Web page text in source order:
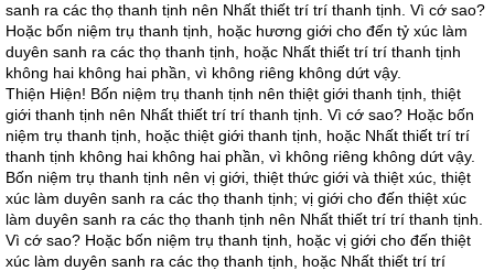
sanh ra các thọ thanh tịnh nên Nhất thiết trí trí thanh tịnh. Vì cớ sao?
Hoặc bốn niệm trụ thanh tịnh, hoặc hương giới cho đến tỷ xúc làm
duyên sanh ra các thọ thanh tịnh, hoặc Nhất thiết trí trí thanh tịnh
không hai không hai phần, vì không riêng không dứt vậy.
Thiện Hiện! Bốn niệm trụ thanh tịnh nên thiệt giới thanh tịnh, thiệt
giới thanh tịnh nên Nhất thiết trí trí thanh tịnh. Vì cớ sao? Hoặc bốn
niệm trụ thanh tịnh, hoặc thiệt giới thanh tịnh, hoặc Nhất thiết trí trí
thanh tịnh không hai không hai phần, vì không riêng không dứt vậy.
Bốn niệm trụ thanh tịnh nên vị giới, thiệt thức giới và thiệt xúc, thiệt
xúc làm duyên sanh ra các thọ thanh tịnh; vị giới cho đến thiệt xúc
làm duyên sanh ra các thọ thanh tịnh nên Nhất thiết trí trí thanh tịnh.
Vì cớ sao? Hoặc bốn niệm trụ thanh tịnh, hoặc vị giới cho đến thiệt
xúc làm duyên sanh ra các thọ thanh tịnh, hoặc Nhất thiết trí trí